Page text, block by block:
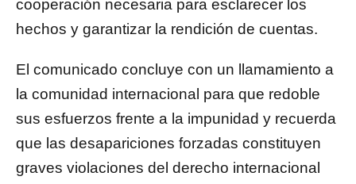
cooperación necesaria para esclarecer los
hechos y garantizar la rendición de cuentas.
El comunicado concluye con un llamamiento a
la comunidad internacional para que redoble
sus esfuerzos frente a la impunidad y recuerda
que las desapariciones forzadas constituyen
graves violaciones del derecho internacional